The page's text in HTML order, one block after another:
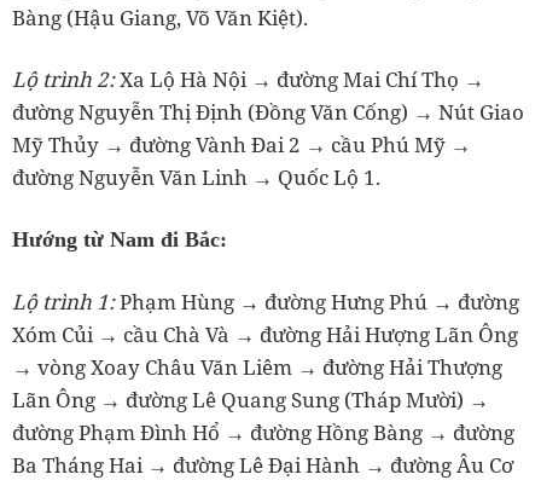
Bàng (Hậu Giang, Võ Văn Kiệt).
Lộ trình 2:Xa Lộ Hà Nội → đường Mai Chí Thọ →
đường Nguyễn Thị Định (Đồng Văn Cống) → Nút Giao
Mỹ Thủy → đường Vành Đai 2 → cầu Phú Mỹ →
đường Nguyễn Văn Linh → Quốc Lộ 1.
Hướng từ Nam đi Bắc:
Lộ trình 1:Phạm Hùng → đường Hưng Phú → đường
Xóm Củi → cầu Chà Và → đường Hải Hượng Lãn Ông
→ vòng Xoay Châu Văn Liêm → đường Hải Thượng
Lãn Ông → đường Lê Quang Sung (Tháp Mười) →
đường Phạm Đình Hổ → đường Hồng Bàng → đường
Ba Tháng Hai → đường Lê Đại Hành → đường Âu Cơ